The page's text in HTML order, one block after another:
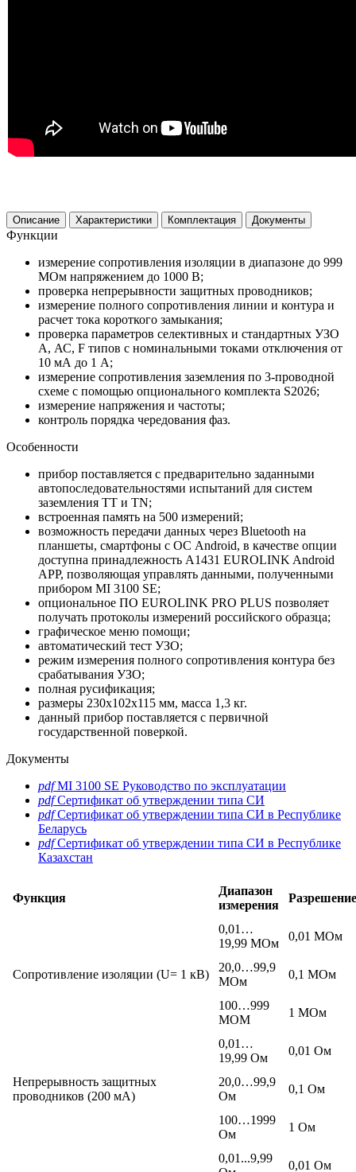
Описание Характеристики Комплектация Документы
Функции
измерение сопротивления изоляции в диапазоне до 999
МОм напряжением до 1000 В;
проверка непрерывности защитных проводников;
измерение полного сопротивления линии и контура и
расчет тока короткого замыкания;
проверка параметров селективных и стандартных УЗО
А, АС, F типов с номинальными токами отключения от
10 мА до 1 А;
измерение сопротивления заземления по 3-проводной
схеме c помощью опционального комплекта S2026;
измерение напряжения и частоты;
контроль порядка чередования фаз.
Особенности
прибор поставляется с предварительно заданными
автопоследовательностями испытаний для систем
заземления TT и TN;
встроенная память на 500 измерений;
возможность передачи данных через Bluetooth на
планшеты, смартфоны с ОС Android, в качестве опции
доступна принадлежность А1431 EUROLINK Android
APP, позволяющая управлять данными, полученными
прибором MI 3100 SE;
опциональное ПО EUROLINK PRO PLUS позволяет
получать протоколы измерений российского образца;
графическое меню помощи;
автоматический тест УЗО;
режим измерения полного сопротивления контура без
срабатывания УЗО;
полная русификация;
размеры 230х102х115 мм, масса 1,3 кг.
данный прибор поставляется с первичной
государственной поверкой.
Документы
pdfMI 3100 SE Руководство по эксплуатации
pdfСертификат об утверждении типа СИ
pdfСертификат об утверждении типа СИ в Республике
Беларусь
pdfСертификат об утверждении типа СИ в Республике
Казахстан
Функция
Диапазон
измерения
Разрешение
Сопротивление изоляции (U= 1 кВ)
0,01…
19,99 МОм
0,01 МОм
20,0…99,9
МОм
0,1 МОм
100…999
МОМ
1 МОм
Непрерывность защитных
проводников (200 мА)
0,01…
19,99 Ом
0,01 Ом
20,0…99,9
Ом
0,1 Ом
100…1999
Ом
1 Ом
0,01...9,99
0,01 Ом